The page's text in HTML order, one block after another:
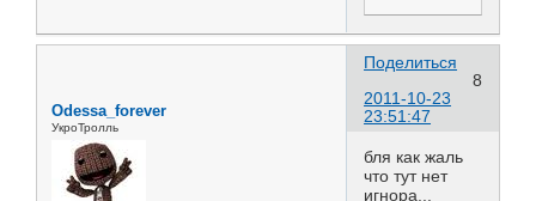
Поделиться
8
2011-10-23
23:51:47
Odessa_forever
УкроТролль
бля как жаль
что тут нет
игнора...